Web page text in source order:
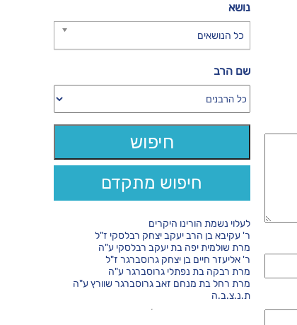
נושא
כל הנושאים
שם הרב
חיפוש מתקדם
לעלוי נשמת הורינו היקרים
ר' עקיבא בן הרב יעקב יצחק רבלסקי ז"ל
מרת שולמית יפה בת יעקב רבלסקי ע"ה
ר' אליעזר חיים בן יצחק גרוסברגר ז"ל
מרת רבקה בת נפתלי גרוסברגר ע"ה
מרת רחל בת מנחם זאב גרוסברגר שוורץ ע"ה
ת.נ.צ.ב.ה